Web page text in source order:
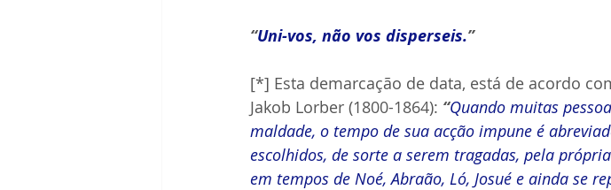
“Uni-vos, não vos disperseis.”
[*] Esta demarcação de data, está de acordo
Jakob Lorber (1800-1864): “Quando muitas
maldade, o tempo de sua acção impune é
escolhidos, de sorte a serem tragadas, pela
em tempos de Noé, Abraão, Ló, Josué e ainda se